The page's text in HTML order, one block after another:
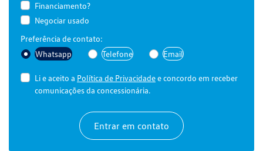
Financiamento?
Negociar usado
Preferência de contato:
Whatsapp
Telefone Email
Li e aceito a Política de Privacidadee concordo em receber
comunicações da concessionária.
Entrar em contato